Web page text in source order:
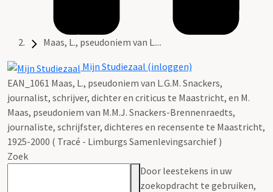
Maas, L., pseudoniem van L....
Mijn Studiezaal (inloggen)
EAN_1061 Maas, L., pseudoniem van L.G.M. Snackers,
journalist, schrijver, dichter en criticus te Maastricht, en M.
Maas, pseudoniem van M.M.J. Snackers-Brennenraedts,
journaliste, schrijfster, dichteres en recensente te Maastricht,
1925-2000 ( Tracé - Limburgs Samenlevingsarchief )
Zoek
Door leestekens in uw
zoekopdracht te gebruiken,